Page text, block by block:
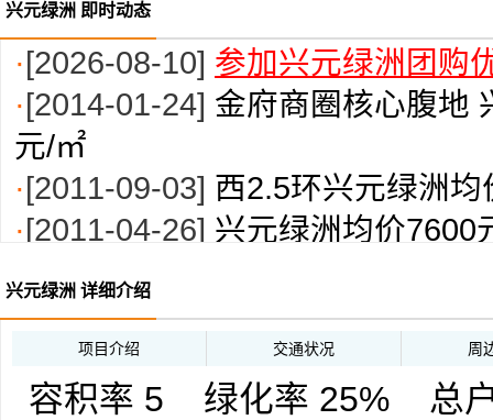
兴元绿洲 即时动态
·[2026-08-10] 参加兴元绿洲团购
·[2014-01-24] 金府商圈核心腹地
元/㎡
·[2011-09-03] 西2.5环兴元绿洲
·[2011-04-26] 兴元绿洲均价7600
1%
·[2011-02-28]西2.5环内兴元绿
[2011-02-15]
兴元绿洲二期均价
[2011-01-26]兴元绿洲二期整体
兴元绿洲 详细介绍
项目介绍 交通状况 周
容积率 5 绿化率 25% 总